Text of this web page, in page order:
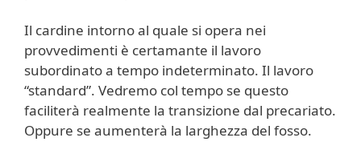
Il cardine intorno al quale si opera nei
provvedimenti è certamante il lavoro
subordinato a tempo indeterminato. Il lavoro
“standard”. Vedremo col tempo se questo
faciliterà realmente la transizione dal precariato.
Oppure se aumenterà la larghezza del fosso.